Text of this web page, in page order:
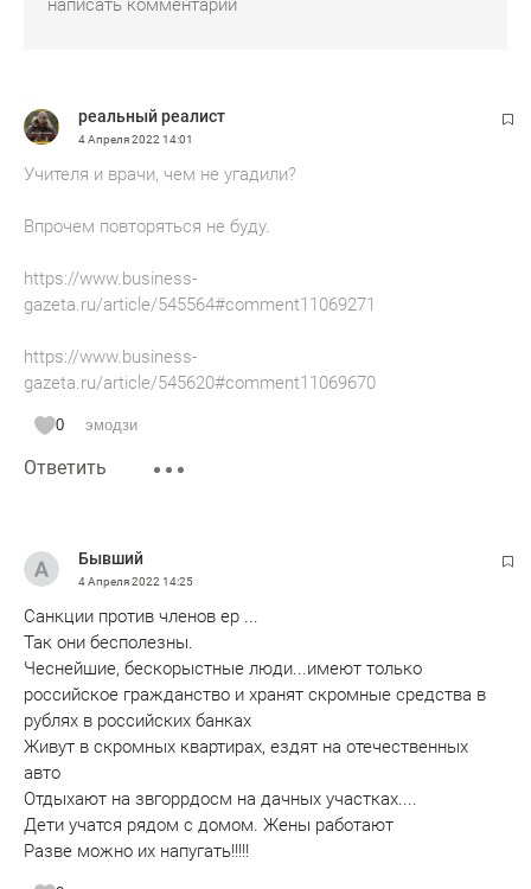
реальный реалист
4 Апреля 202214:01
Учителя и врачи, чем не угадили?
Впрочем повторяться не буду.
https://www.business-
gazeta.ru/article/545564#comment11069271
https://www.business-
gazeta.ru/article/545620#comment11069670
0 эмодзи
Ответить
Бывший
4 Апреля 202214:25
Санкции против членов ер ...
Так они бесполезны.
Чеснейшие, бескорыстные люди...имеют только
российское гражданство и хранят скромные средства в
рублях в российских банках
Живут в скромных квартирах, ездят на отечественных
авто
Отдыхают на звгоррдосм на дачных участках....
Дети учатся рядом с домом. Жены работают
Разве можно их напугать!!!!!